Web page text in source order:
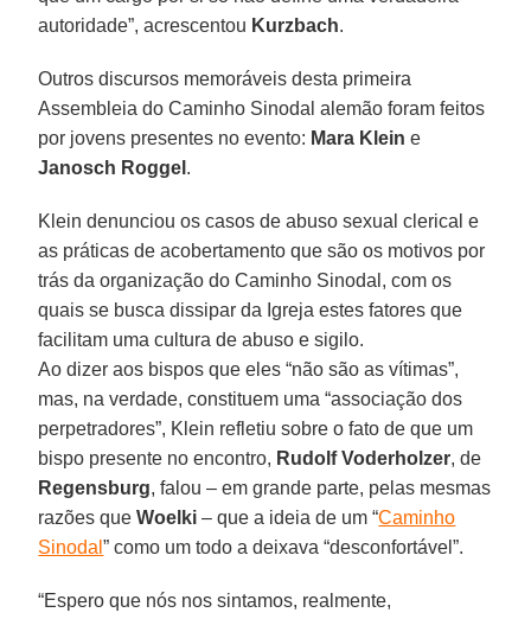
autoridade”, acrescentou Kurzbach.
Outros discursos memoráveis desta primeira
Assembleia do Caminho Sinodal alemão foram feitos
por jovens presentes no evento: Mara Klein e
Janosch Roggel .
Klein denunciou os casos de abuso sexual clerical e
as práticas de acobertamento que são os motivos por
trás da organização do Caminho Sinodal, com os
quais se busca dissipar da Igreja estes fatores que
facilitam uma cultura de abuso e sigilo.
Ao dizer aos bispos que eles “não são as vítimas”,
mas, na verdade, constituem uma “associação dos
perpetradores”, Klein refletiu sobre o fato de que um
bispo presente no encontro, Rudolf Voderholzer, de
Regensburg, falou – em grande parte, pelas mesmas
razões queWoelki – que a ideia de um “Caminho
Sinodal” como um todo a deixava “desconfortável”.
“Espero que nós nos sintamos, realmente,